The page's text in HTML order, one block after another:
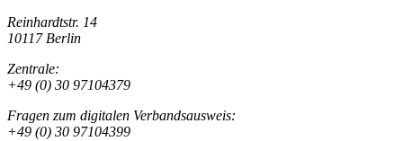
Reinhardtstr. 14
10117 Berlin
Zentrale:
+49 (0) 30 97104379
Fragen zum digitalen Verbandsausweis:
+49 (0) 30 97104399